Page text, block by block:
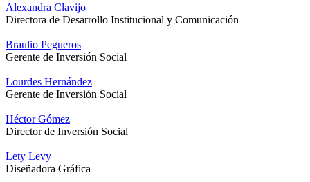
Alexandra Clavijo
Directora de Desarrollo Institucional y Comunicación
Braulio Pegueros
Gerente de Inversión Social
Lourdes Hernández
Gerente de Inversión Social
Héctor Gómez
Director de Inversión Social
Lety Levy
Diseñadora Gráfica